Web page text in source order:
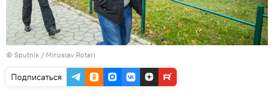
© Sputnik / Miroslav Rotari
Подписаться